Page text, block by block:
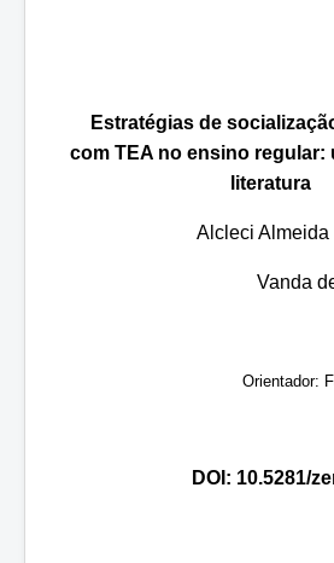
Estratégias de
com TEA no ensino regular:
literatura
Alcleci
Vanda
Orientador:
DOI: 10.5281/